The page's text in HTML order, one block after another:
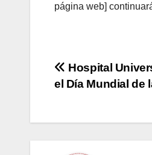
página web]
entradas
Hospital
el Día Mundial de